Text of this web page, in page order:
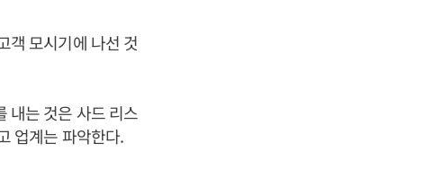
객 모시기에 나선 것
내는 것은 사드 리스
업계는 파악한다.